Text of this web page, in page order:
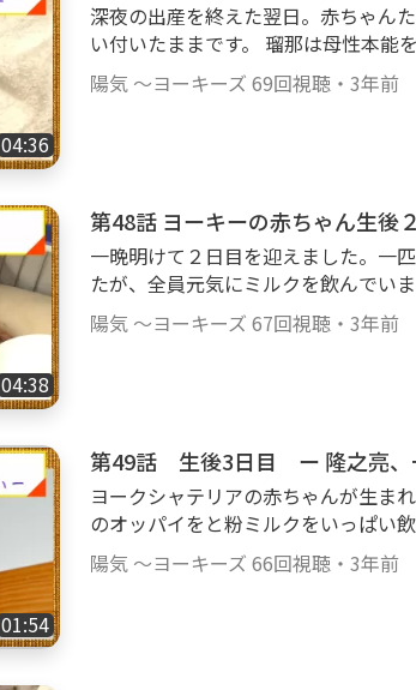
04:36
深夜の出産を終えた翌日。赤ちゃん
い付いたままです。 瑠那は母性本能
を抱きかかえ守っています。 ヨーキ
はどうな初日を過ごしたのでしょうか。 ＃ヨークシャテリア ＃ヨ
陽気 ～ヨーキーズ 69回視聴 ・ 3年前
04:38
第48話 ヨーキーの赤ちゃん生
一晩明けて２日目を迎えました。一
たが、全員元気にミルクを飲んでい
見なければならず大変です。 赤ちゃ
んでは眠るを繰り返しています。 ＃ヨークシャテリア ＃ヨーキー ＃多
陽気 ～ヨーキーズ 67回視聴 ・ 3年前
01:54
第49話 生後3日目 ー 隆之亮、
ヨークシャテリアの赤ちゃんが生ま
のオッパイをと粉ミルクをいっぱい
マはまだ隆之亮を警戒しているのか
とはしません。隆之亮は我が子の姿を
陽気 ～ヨーキーズ 66回視聴 ・ 3年前